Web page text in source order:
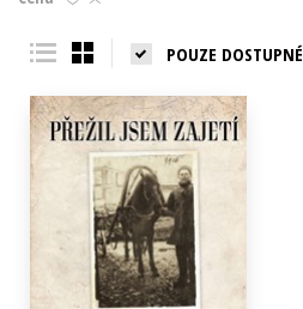
Young adult (SK)
POUZE DOSTUPNÉ